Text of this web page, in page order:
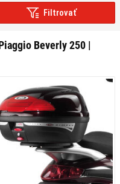
Filtrovať
Beverly 250 |